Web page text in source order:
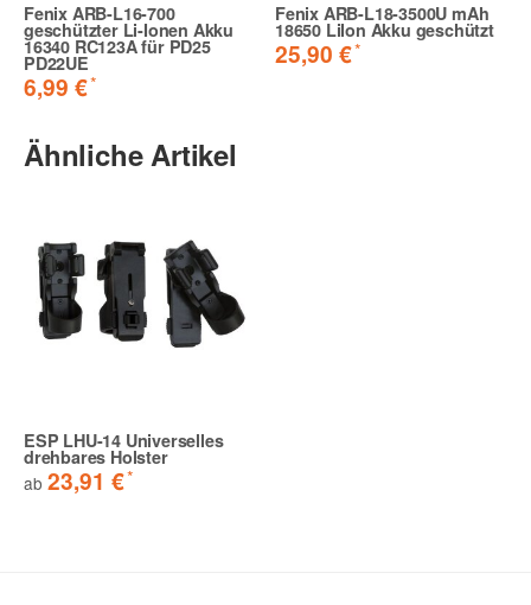
Fenix ARB-L16-700
geschützter Li-Ionen Akku
16340 RC123A für PD25
PD22UE
6,99 €*
Fenix ARB-L18-3500U mAh
18650 LiIon Akku geschützt
25,90 €*
Ähnliche Artikel
ESP LHU-14 Universelles
drehbares Holster
ab 23,91 €*